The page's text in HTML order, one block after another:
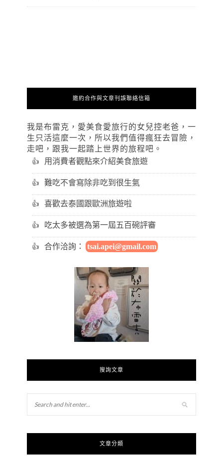
邀約合作與文章刊誤聯絡信箱
我是布雷克，愛美食愛旅行的女兒控老爸，一
生只活這麼一次，所以我們值得瘋狂去冒險，
走吧，跟我一起踏上世界的旅程吧。
用消費者觀點來介紹美食旅遊
難吃不會寫除非吃到很生氣
喜歡去泰國跟歐洲旅遊啦
吃太多被選為第一屆五百碗評審
合作洽詢： tsai.apei@gmail.com
搜詢文章
文章分類